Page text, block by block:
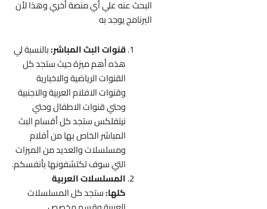
البحث عنه علي أي منصة أخري وهذا لأن
البرنامج يوجد به
قنوات البث المباشر:بالنسبة لي
هذه أهم ميزة حيث ستجد كل
القنوات الرياضية والاخبارية
وقنوات الافلام العربية والاجنبية
وحتي قنوات الاطفال وحتي
نيتفلكس ستجد كل أقسام البث
المباشر الخاص بها من أفلام
ومسلسلات والعديد من الميزات
التي سوف تكتشفونها بأنفسكم.
المسلسلات العربية
كلها:ستجد كل المسلسلات